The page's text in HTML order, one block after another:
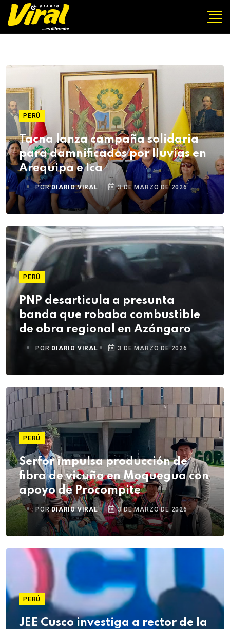
PERÚ
Tacna lanza campaña solidaria
para damnificados por lluvias en
Arequipa e Ica
PORDIARIO VIRAL 3 DE MARZO DE 2026
PERÚ
PNP desarticula a presunta
banda que robaba combustible
de obra regional en Azángaro
POR DIARIO VIRAL 3 DE MARZO DE 2026
PERÚ
Serfor impulsa producción de
fibra de vicuña en Moquegua con
apoyo de Procompite
PORDIARIO VIRAL 3 DE MARZO DE 2026
PERÚ
JEE Cusco investiga a rector de la